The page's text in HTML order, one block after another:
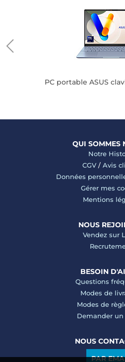
PC portable ASUS
QUI SOMMES
Notre
CGV/ Avis
Données
Gérer mes
Mentions
NOUS
Vendez sur
BESOIN
Questions
Modes de
Modes de
Demander
NOUS
PAR